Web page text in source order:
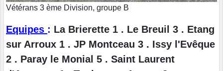
Vétérans 3 ème Division, groupe B
Equipes : La Brierette 1 . Le Breuil 3 . Etang
sur Arroux 1 . JP Montceau 3 . Issy l'Evêque
2 . Paray le Monial 5 . Saint Laurent